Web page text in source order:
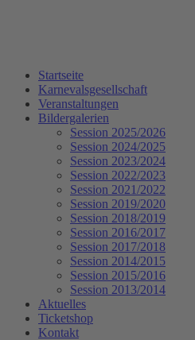
Startseite
Karnevalsgesellschaft
Veranstaltungen
Bildergalerien
Session 2025/2026
Session 2024/2025
Session 2023/2024
Session 2022/2023
Session 2021/2022
Session 2019/2020
Session 2018/2019
Session 2016/2017
Session 2017/2018
Session 2014/2015
Session 2015/2016
Session 2013/2014
Aktuelles
Ticketshop
Kontakt